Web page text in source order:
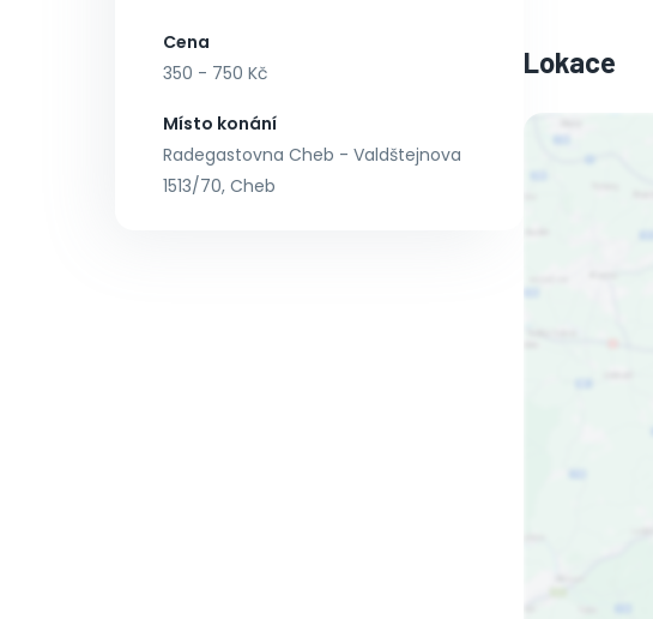
Cena
350 - 750 Kč
Místo konání
Radegastovna Cheb - Valdštejnova
1513/70, Cheb
Lokace